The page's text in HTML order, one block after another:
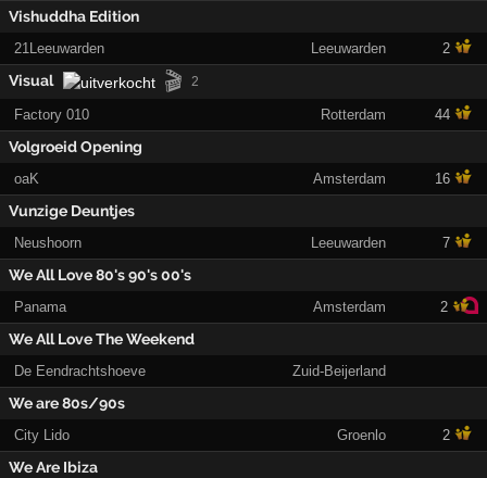
Vishuddha Edition
21Leeuwarden Leeuwarden 2
Visual 🎬 2
Factory 010 Rotterdam 44
Volgroeid Opening
oaK Amsterdam 16
Vunzige Deuntjes
Neushoorn Leeuwarden 7
We All Love 80's 90's 00's
Panama Amsterdam 2
We All Love The Weekend
De Eendrachtshoeve Zuid-Beijerland
We are 80s/90s
City Lido Groenlo 2
We Are Ibiza